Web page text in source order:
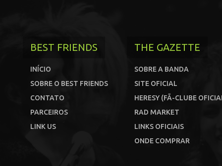
BEST FRIENDS
INÍCIO
SOBRE O BEST FRIENDS
CONTATO
PARCEIROS
LINK US
THE GAZETTE
SOBRE A BANDA
SITE OFICIAL
HERESY (FÃ-CLUBE
RAD MARKET
LINKS OFICIAIS
ONDE COMPRAR